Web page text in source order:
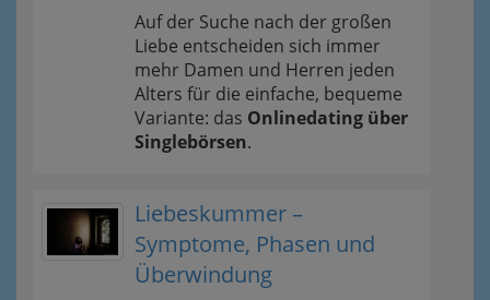
Auf der Suche nach der großen
Liebe entscheiden sich immer
mehr Damen und Herren jeden
Alters für die einfache, bequeme
Variante: das Onlinedating über
Singlebörsen.
Liebeskummer –
Symptome, Phasen und
Überwindung